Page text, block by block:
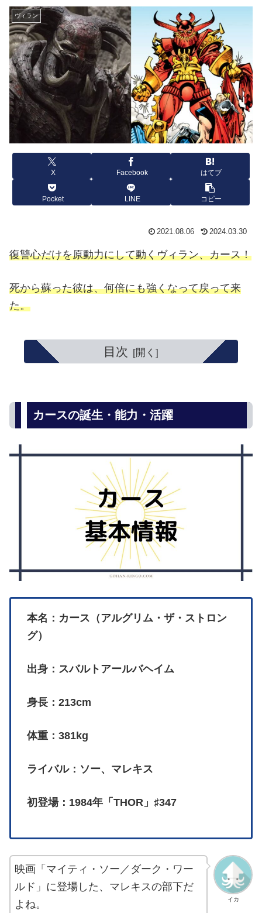
ヴィラン
X Facebook はてブ
Pocket LINE コピー
2021.08.06 2024.03.30
復讐心だけを原動力にして動くヴィラン、カース！
死から蘇った彼は、何倍にも強くなって戻って来
た。
目次
カースの誕生・能力・活躍
本名：カース（アルグリム・ザ・ストロン
グ）
出身：スバルトアールバヘイム
身長：213cm
体重：381kg
ライバル：ソー、マレキス
初登場：1984年「THOR」♯347
イカ
映画「マイティ・ソー／ダーク・ワー
ルド」に登場した、マレキスの部下だ
よね。